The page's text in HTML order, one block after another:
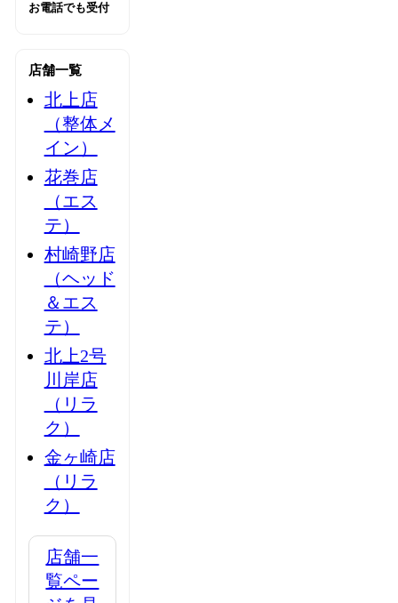
お電話でも受付
店舗一覧
北上店
（整体メ
イン）
花巻店
（エス
テ）
村崎野店
（ヘッド
＆エス
テ）
北上2号
川岸店
（リラ
ク）
金ヶ崎店
（リラ
ク）
店舗一
覧ペー